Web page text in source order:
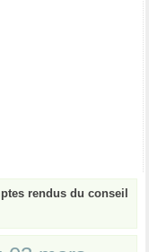
rendus du conseil